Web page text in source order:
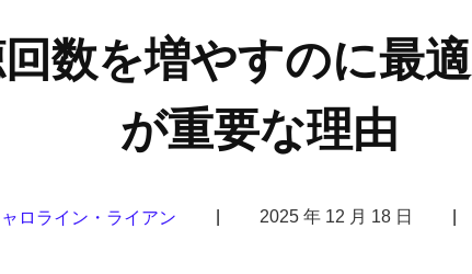
数を増やすのに最
が重要な理由
ロライン・ライアン 2025 年 12 月 18 日